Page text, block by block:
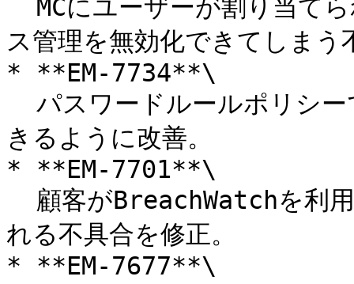
ス管理を無効化できてしまう
* **EM-7734**\
きるように改善。
* **EM-7701**\
れる不具合を修正。
* **EM-7677**\